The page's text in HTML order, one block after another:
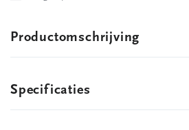
Productomschrijving
Specificaties